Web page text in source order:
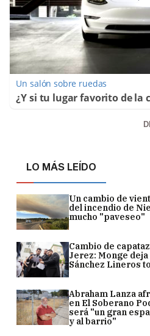
LO MÁS LEÍDO
Un cambio de
del incendio de
mucho "paveseo"
Cambio de
Jerez: Monge
Sánchez Lineros
Abraham Lanza
en El Soberano
será "un gran
y al barrio"
Un salón sobre ruedas
¿Y si tu lugar favorito de la